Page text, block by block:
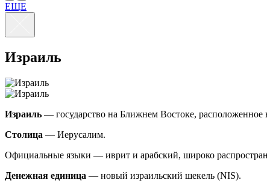
ЕЩЕ
Израиль
Израиль — государство на Ближнем Востоке, расположенное
Столица — Иерусалим.
Официальные языки — иврит и арабский, широко
Денежная единица — новый израильский шекель (NIS).